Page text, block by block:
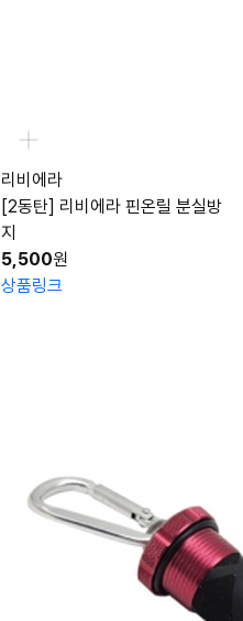
리비에라
[2동탄] 리비에라 핀온릴 분실방
지
5,500원
상품링크